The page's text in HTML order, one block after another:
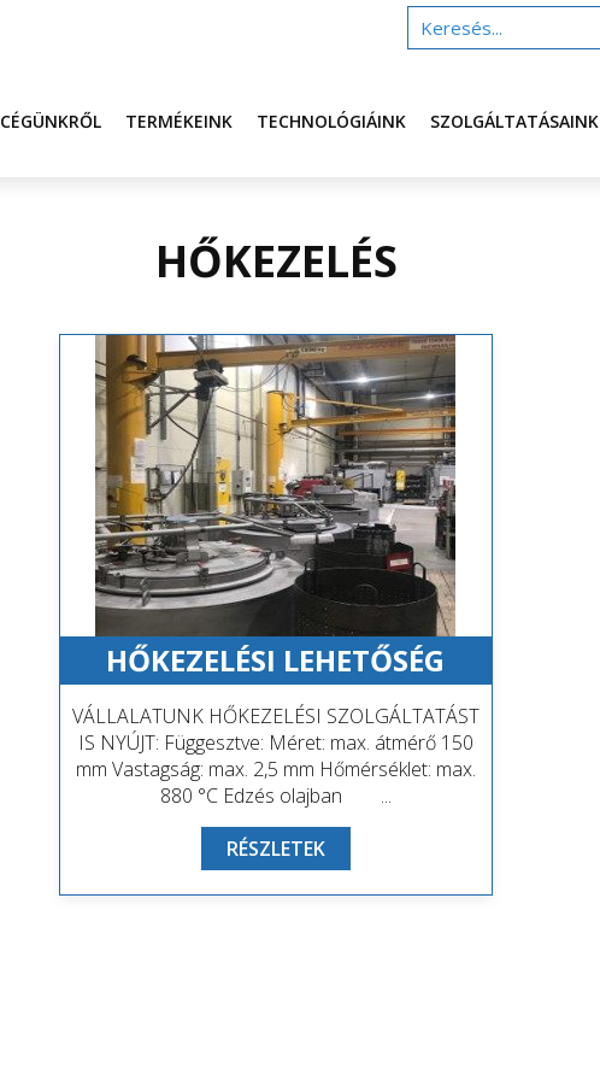
CÉGÜNKRŐL TERMÉKEINK TECHNOLÓGIÁINK SZOLGÁLTATÁSAINK
HŐKEZELÉS
HŐKEZELÉSI LEHETŐSÉG
VÁLLALATUNK HŐKEZELÉSI SZOLGÁLTATÁST
IS NYÚJT: Függesztve: Méret: max. átmérő 150
mm Vastagság: max. 2,5 mm Hőmérséklet: max.
880 °C Edzés olajban ...
RÉSZLETEK